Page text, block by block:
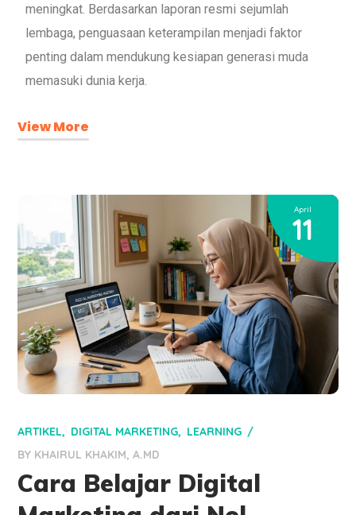
meningkat. Berdasarkan laporan resmi sejumlah
lembaga, penguasaan keterampilan menjadi faktor
penting dalam mendukung kesiapan generasi muda
memasuki dunia kerja.
View More
April
11
ARTIKEL DIGITAL MARKETING
LEARNING
BY KHAIRUL KHAKIM, A.MD
Cara Belajar Digital